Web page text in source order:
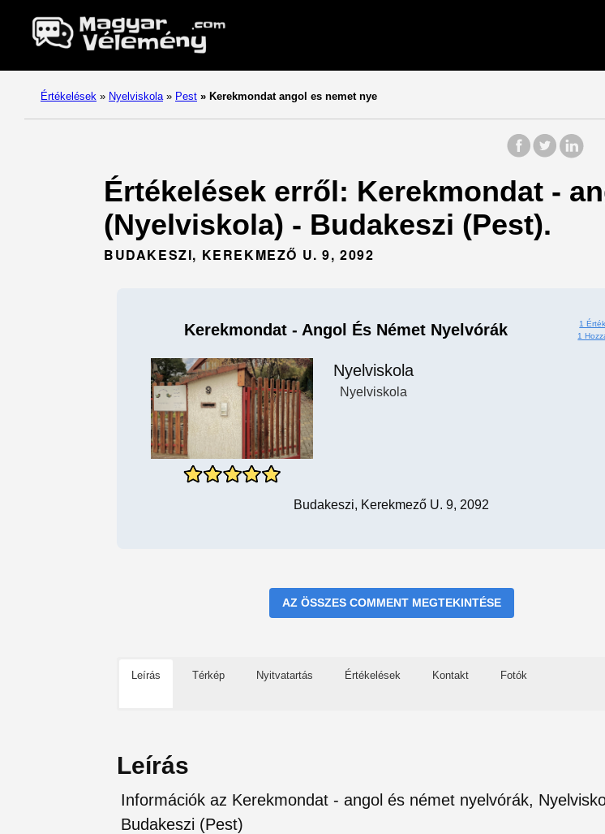
Értékelések » Nyelviskola » Pest » Kerekmondat angol es nemet nye
Értékelések erről: Kerekmondat -
(Nyelviskola) - Budakeszi (Pest).
BUDAKESZI, KEREKMEZŐ U. 9, 2092
Kerekmondat - Angol És Német Nyelvórák
1
1
Nyelviskola
Nyelviskola
Budakeszi, Kerekmező U. 9, 2092
AZ ÖSSZES COMMENT MEGTEKINTÉSE
Leírás Térkép Nyitvatartás Értékelések Kontakt Fotók
Leírás
Információk az Kerekmondat - angol és német nyelvórák,
Budakeszi (Pest)